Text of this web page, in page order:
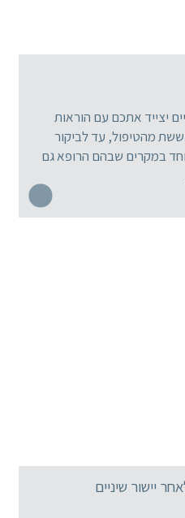
יצייד אתכם עם הוראות
מהטיפול, עד לביקור
במקרים שבהם הרופא גם
יישור שיניים